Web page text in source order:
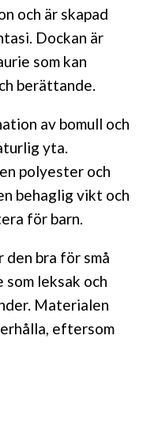
och är skapad
Dockan är
som kan
berättande.
av bomull och
yta.
polyester och
behaglig vikt och
för barn.
den bra för små
som leksak och
Materialen
eftersom